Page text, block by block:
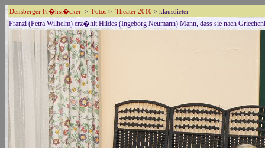
Densberger Fr�hst�cker > Fotos > Theater 2010 > klausdieter
Franzi (Petra Wilhelm) erz�hlt Hildes (Ingeborg Neumann) Mann, dass sie nach